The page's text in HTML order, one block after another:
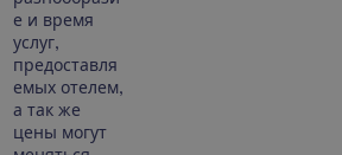
е и время
услуг,
предоставля
емых отелем,
а так же
цены могут